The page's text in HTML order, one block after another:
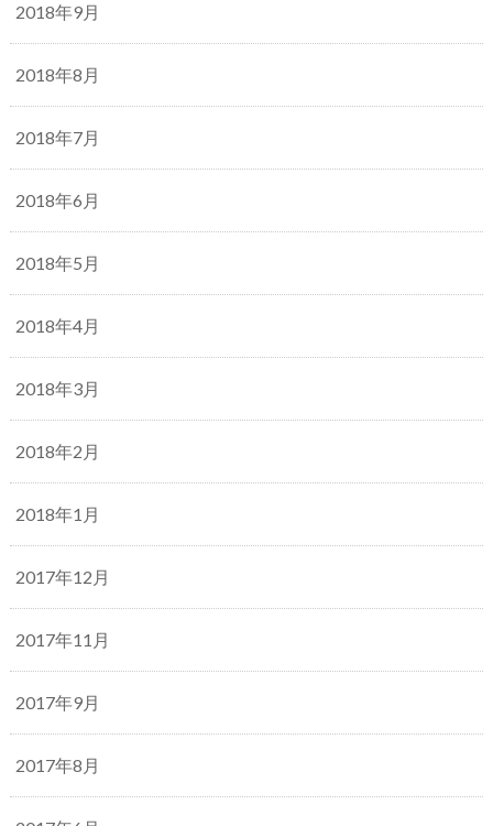
2018年9月
2018年8月
2018年7月
2018年6月
2018年5月
2018年4月
2018年3月
2018年2月
2018年1月
2017年12月
2017年11月
2017年9月
2017年8月